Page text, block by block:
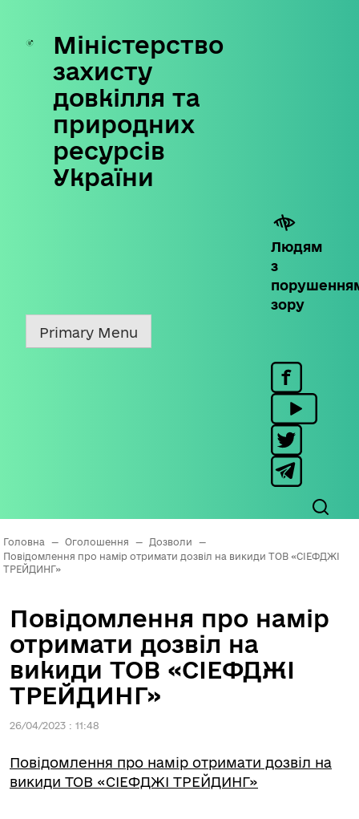
Skip
content
Міністерство
захисту
довкілля та
природних
ресурсів
України
Людям
з
зору
Primary Menu
Головна — Оголошення — Дозволи
—
Повідомлення про намір отримати дозвіл на викиди ТОВ «СІЕФДЖІ
ТРЕЙДИНГ»
Повідомлення про намір
отримати дозвіл на
викиди ТОВ «СІЕФДЖІ
ТРЕЙДИНГ»
26/04/2023 : 11:48
Повідомлення про намір отримати дозвіл на
викиди ТОВ «СІЕФДЖІ ТРЕЙДИНГ»